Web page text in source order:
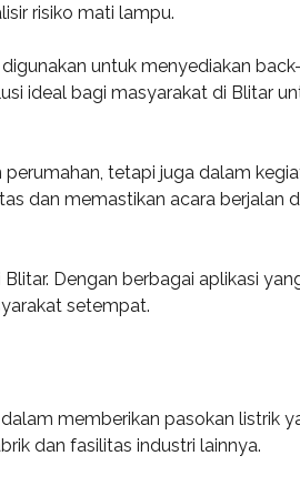
risiko mati lampu.
untuk menyediakan
ideal bagi masyarakat di Blitar
tetapi juga dalam
dan memastikan acara berjalan
Dengan berbagai aplikasi
setempat.
memberikan pasokan listrik
dan fasilitas industri lainnya.